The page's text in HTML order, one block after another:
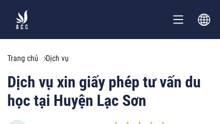
Trang chủ Dịch vụ
Dịch vụ xin giấy phép tư vấn du
học tại Huyện Lạc Sơn